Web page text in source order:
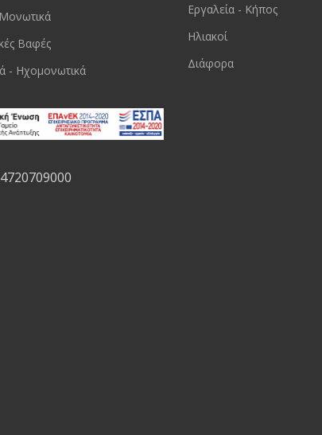
Βαφές
- Ηχομονωτικά
Εργαλεία - Κήπος
Ηλιακοί
Διάφορα